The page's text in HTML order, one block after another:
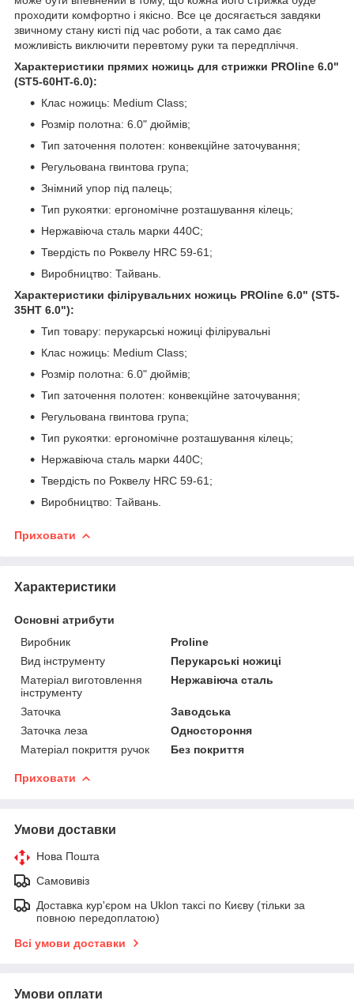
проходити комфортно і якісно. Все це досягається завдяки
звичному стану кисті під час роботи, а так само дає
можливість виключити перевтому руки та передпліччя.
Характеристики прямих ножиць для стрижки PROline 6.0"
(ST5-60HT-6.0):
Клас ножиць: Medium Class;
Розмір полотна: 6.0" дюймів;
Тип заточення полотен: конвекційне заточування;
Регульована гвинтова група;
Знімний упор під палець;
Тип рукоятки: ергономічне розташування кілець;
Нержавіюча сталь марки 440С;
Твердість по Роквелу HRC 59-61;
Виробництво: Тайвань.
Характеристики філірувальних ножиць PROline 6.0" (ST5-
35HT 6.0"):
Тип товару: перукарські ножиці філірувальні
Клас ножиць: Medium Class;
Розмір полотна: 6.0" дюймів;
Тип заточення полотен: конвекційне заточування;
Регульована гвинтова група;
Тип рукоятки: ергономічне розташування кілець;
Нержавіюча сталь марки 440С;
Твердість по Роквелу HRC 59-61;
Виробництво: Тайвань.
Приховати
Характеристики
Основні атрибути
Виробник
Proline
Вид інструменту
Перукарські ножиці
Матеріал виготовлення
інструменту
Нержавіюча сталь
Заточка
Заводська
Заточка леза
Одностороння
Матеріал покриття ручок
Без покриття
Приховати
Умови доставки
Нова Пошта
Самовивіз
Доставка кур'єром на Uklon таксі по Києву (тільки за
повною передоплатою)
Всі умови доставки
Умови оплати